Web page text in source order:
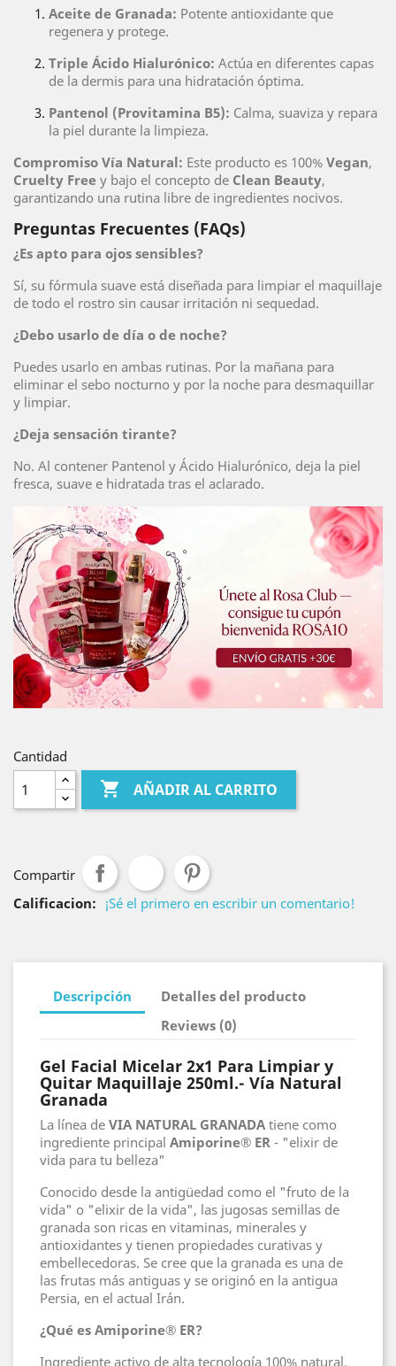
Aceite de Granada: Potente antioxidante que
regenera y protege.
Triple Ácido Hialurónico: Actúa en diferentes capas
de la dermis para una hidratación óptima.
Pantenol (Provitamina B5): Calma, suaviza y repara
la piel durante la limpieza.
Compromiso Vía Natural: Este producto es 100% Vegan,
Cruelty Free y bajo el concepto de Clean Beauty,
garantizando una rutina libre de ingredientes nocivos.
Preguntas Frecuentes (FAQs)
¿Es apto para ojos sensibles?
Sí, su fórmula suave está diseñada para limpiar el maquillaje
de todo el rostro sin causar irritación ni sequedad.
¿Debo usarlo de día o de noche?
Puedes usarlo en ambas rutinas. Por la mañana para
eliminar el sebo nocturno y por la noche para desmaquillar
y limpiar.
¿Deja sensación tirante?
No. Al contener Pantenol y Ácido Hialurónico, deja la piel
fresca, suave e hidratada tras el aclarado.
Cantidad
 AÑADIR AL CARRITO
Compartir
Calificacion: ¡Sé el primero en escribir un comentario!
Descripción
Detalles del producto
Reviews (0)
Gel Facial Micelar 2x1 Para Limpiar y
Quitar Maquillaje 250ml.- Vía Natural
Granada
La línea de VIA NATURAL GRANADA tiene como
ingrediente principal Amiporine® ER - "elixir de
vida para tu belleza"
Conocido desde la antigüedad como el "fruto de la
vida" o "elixir de la vida", las jugosas semillas de
granada son ricas en vitaminas, minerales y
antioxidantes y tienen propiedades curativas y
embellecedoras. Se cree que la granada es una de
las frutas más antiguas y se originó en la antigua
Persia, en el actual Irán.
¿Qué es Amiporine® ER?
Ingrediente activo de alta tecnología 100% natural,